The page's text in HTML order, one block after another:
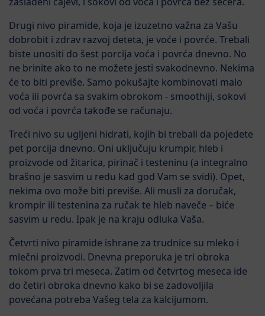
Drugi nivo piramide, koja je izuzetno važna za Vašu
dobrobit i zdrav razvoj deteta, je voće i povrće. Trebali
biste unositi do šest porcija voća i povrća dnevno. No
ne brinite ako to ne možete jesti svakodnevno. Nekima
će to biti previše. Samo pokušajte kombinovati malo
voća ili povrća sa svakim obrokom - smoothiji, sokovi
od voća i povrća takođe se računaju.
Treći nivo su ugljeni hidrati, kojih bi trebali da pojedete
pet porcija dnevno. Oni uključuju krumpir, hleb i
proizvode od žitarica, pirinač i testeninu (a integralno
brašno je sasvim u redu kad god Vam se svidi). Opet,
nekima ovo može biti previše. Ali musli za doručak,
krompir ili testenina za ručak te hleb naveče – biće
sasvim u redu. Ipak je na kraju odluka Vaša.
Četvrti nivo piramide ishrane za trudnice su mleko i
mlečni proizvodi. Dnevna preporuka je tri obroka
tokom prva tri meseca. Zatim od četvrtog meseca ide
do četiri obroka dnevno kako bi se zadovoljila
povećana potreba Vašeg tela za kalcijumom.